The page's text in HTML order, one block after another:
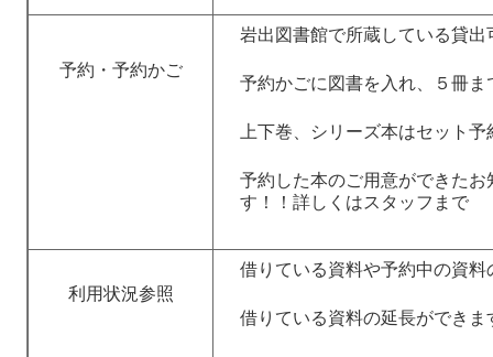
予約・予約かご
岩出図書館で所蔵している貸
予約かごに図書を入れ、５冊
上下巻、シリーズ本はセット
予約した本のご用意ができた
す！！詳しくはスタッフまで
利用状況参照
借りている資料や予約中の資料
借りている資料の延長ができま